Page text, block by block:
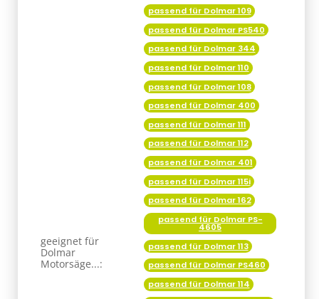
passend für Dolmar 344
passend für Dolmar 110
passend für Dolmar 108
passend für Dolmar 400
passend für Dolmar 111
passend für Dolmar 112
passend für Dolmar 401
passend für Dolmar 115i
passend für Dolmar 162
passend für Dolmar PS-
4605
passend für Dolmar 113
passend für Dolmar PS460
passend für Dolmar 114
passend für Dolmar PS4600
passend für Dolmar 116